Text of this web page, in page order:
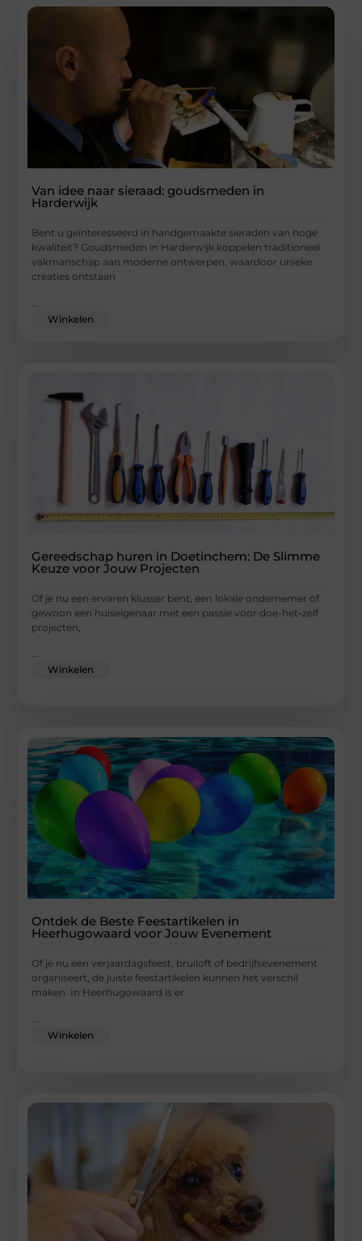
Van idee naar sieraad: goudsmeden in
Harderwijk
Bent u geïnteresseerd in handgemaakte sieraden van hoge
kwaliteit? Goudsmeden in Harderwijk koppelen traditioneel
vakmanschap aan moderne ontwerpen, waardoor unieke
creaties ontstaan
Winkelen
Gereedschap huren in Doetinchem: De Slimme
Keuze voor Jouw Projecten
Of je nu een ervaren klusser bent, een lokale ondernemer of
gewoon een huiseigenaar met een passie voor doe-het-zelf
projecten,
...
Winkelen
Ontdek de Beste Feestartikelen in
Heerhugowaard voor Jouw Evenement
Of je nu een verjaardagsfeest, bruiloft of bedrijfsevenement
organiseert, de juiste feestartikelen kunnen het verschil
maken. In Heerhugowaard is er
Winkelen